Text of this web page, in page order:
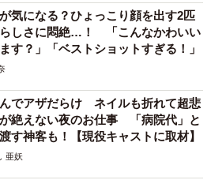
という思い込みは、心をより深
ます。しかし、制度を正しく理解
基盤をある程度維持したまま、
に可能です。まずは、これらの
い出し、一歩を踏み出してみてく
気になる？ひょっこり顔を出す2匹
しさに悶絶…！ 「こんなかわいい
す？」「ベストショットすぎる！」
でアザだらけ ネイルも折れて超悲
絶えない夜のお仕事 「病院代」と
す神客も！【現役キャストに取材】
亜妖